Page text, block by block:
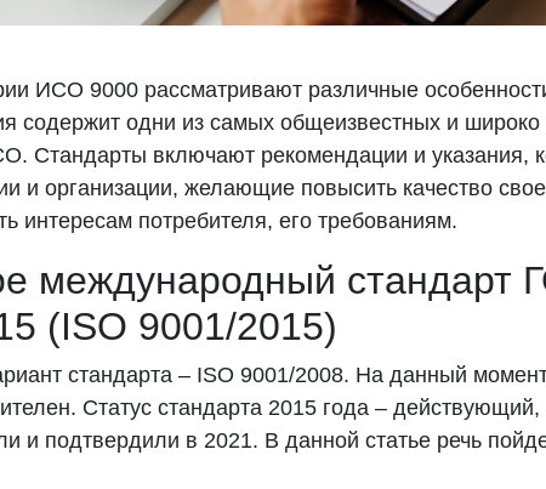
ИСО 9000 рассматривают различные
содержит одни из самых общеизвестных и
Стандарты включают рекомендации и указания,
и организации, желающие повысить качество
интересам потребителя, его требованиям.
международный
(ISO 9001/2015)
стандарта – ISO 9001/2008. На данный
Статус стандарта 2015 года –
и подтвердили в 2021. В данной статье речь